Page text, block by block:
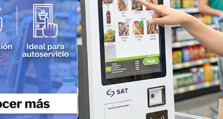
Impresoras para Kioscos y Mecanismos
Impresoras Térmicas
Contadoras y Detectoras de Dinero
Contadora Discriminadora y Detectora de Billetes
Contadora De Monedas
Detectores de Billetes
Equipos para punto de venta (POS)
Monitores Touch